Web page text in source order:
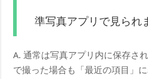
準写真アプリで見られ
A. 通常は写真アプリ内に保存さ
で撮った場合も「最近の項目」